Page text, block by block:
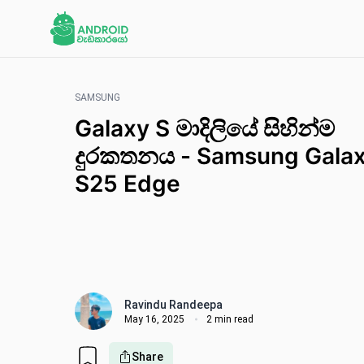
SAMSUNG
Galaxy S මාදිලියේ සිහින්ම
දුරකතනය - Samsung
S25 Edge
Ravindu Randeepa
May 16, 2025 2 min read
Share